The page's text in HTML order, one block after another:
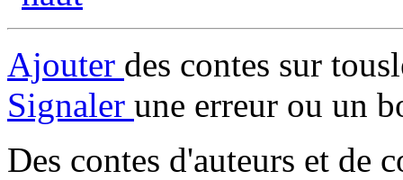
Ajouter des contes sur
Signaler une erreur ou un
Des contes d'auteurs et de